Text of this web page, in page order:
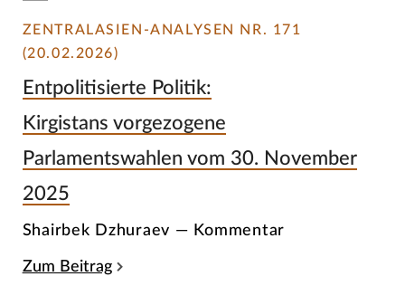
ZENTRALASIEN-ANALYSEN NR. 171
(20.02.2026)
Entpolitisierte Politik:
Kirgistans vorgezogene
Parlamentswahlen vom 30. November
2025
Shairbek Dzhuraev — Kommentar
Zum Beitrag